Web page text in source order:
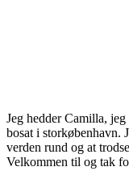
Jeg hedder Camilla,
bosat i storkøbenhavn.
verden rund og at
Velkommen til og tak